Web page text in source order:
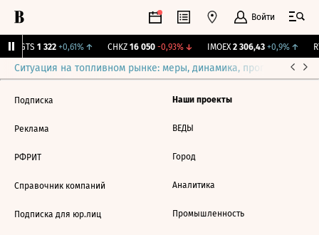
Войти
MGTS 1 322 +0,61%↑ CHKZ 16 050 -0,93%↓ IMOEX 2 306,43 +0,9%↑
Ситуация на топливном рынке: меры, динамика, прогнозы
Подписка
Реклама
РФРИТ
Справочник компаний
Подписка для юр.лиц
Наши проекты
ВЕДЫ
Город
Аналитика
Промышленность